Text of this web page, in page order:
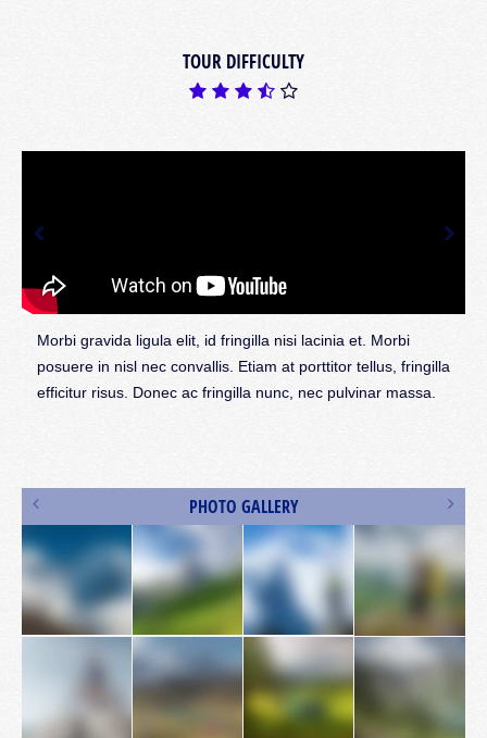
TOUR DIFFICULTY
Morbi gravida ligula elit, id fringilla nisi lacinia et. Morbi
posuere in nisl nec convallis. Etiam at porttitor tellus, fringilla
efficitur risus. Donec ac fringilla nunc, nec pulvinar massa.
PHOTO GALLERY